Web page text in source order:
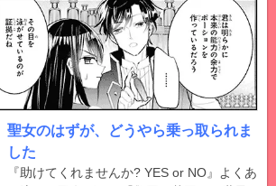
聖女のはずが、どうやら乗っ取られま
した
『助けてくれませんか? YES or NO』よくあ